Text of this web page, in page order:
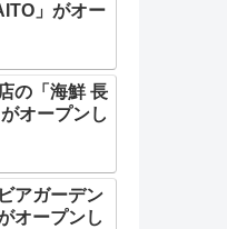
」がオー
の「海鮮 長
オープンし
アガーデン
オープンし